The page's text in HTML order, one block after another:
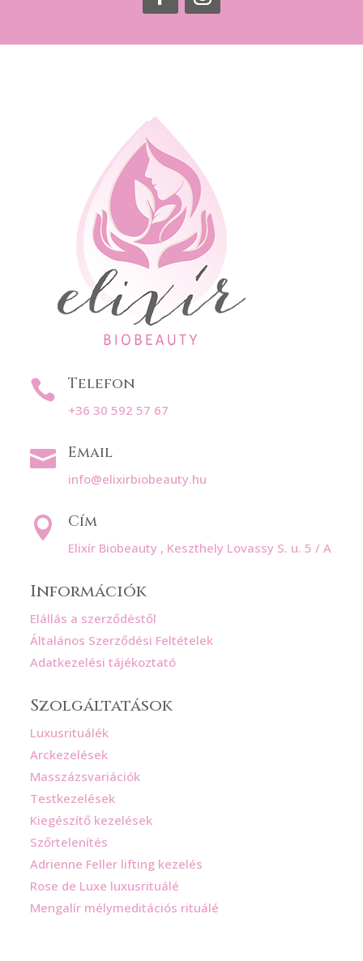
 Telefon
+36 30 592 57 67
 Email
info@elixirbiobeauty.hu
 Cím
Elixír Biobeauty , Keszthely Lovassy S. u. 5 / A
Információk
Elállás a szerződéstől
Általános Szerződési Feltételek
Adatkezelési tájékoztató
Szolgáltatások
Luxusrituálék
Arckezelések
Masszázsvariációk
Testkezelések
Kiegészítő kezelések
Szőrtelenítés
Adrienne Feller lifting kezelés
Rose de Luxe luxusrituálé
Mengalír mélymeditációs rituálé